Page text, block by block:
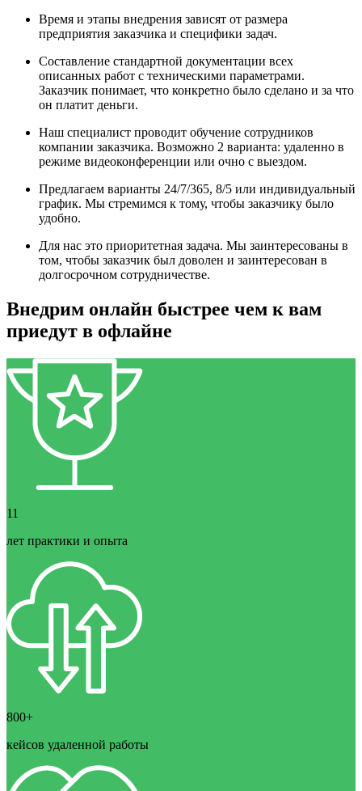
Время и этапы внедрения зависят от размера
предприятия заказчика и специфики задач.
Составление стандартной документации всех
описанных работ с техническими параметрами.
Заказчик понимает, что конкретно было сделано и за что
он платит деньги.
Наш специалист проводит обучение сотрудников
компании заказчика. Возможно 2 варианта: удаленно в
режиме видеоконференции или очно с выездом.
Предлагаем варианты 24/7/365, 8/5 или индивидуальный
график. Мы стремимся к тому, чтобы заказчику было
удобно.
Для нас это приоритетная задача. Мы заинтересованы в
том, чтобы заказчик был доволен и заинтересован в
долгосрочном сотрудничестве.
Внедрим онлайн быстрее чем к вам
приедут в офлайне
11
лет практики и опыта
800+
кейсов удаленной работы